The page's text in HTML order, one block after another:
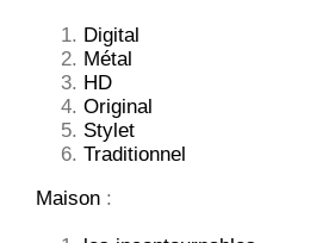
Digital
Métal
HD
Original
Stylet
Traditionnel
Maison :